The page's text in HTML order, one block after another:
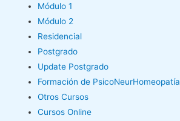
Módulo 1
Módulo 2
Residencial
Postgrado
Update Postgrado
Formación de PsicoNeurHomeopatía
Otros Cursos
Cursos Online